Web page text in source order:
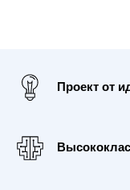
Проект от